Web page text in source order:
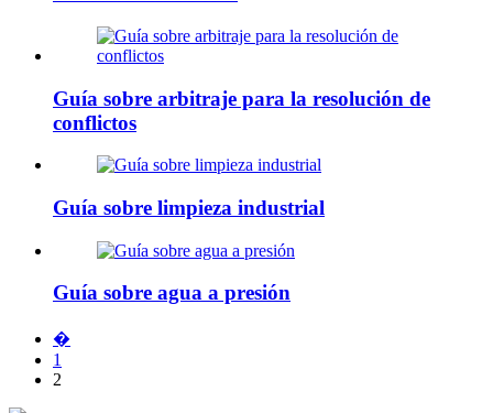
Guía sobre arbitraje para la resolución de
conflictos
Guía sobre limpieza industrial
Guía sobre agua a presión
�
1
2